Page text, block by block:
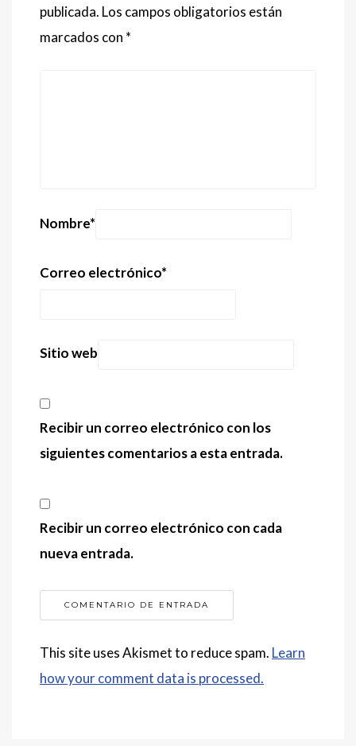
publicada. Los campos obligatorios están
marcados con *
Nombre*
Correo electrónico*
Sitio web
Recibir un correo electrónico con los
siguientes comentarios a esta entrada.
Recibir un correo electrónico con cada
nueva entrada.
This site uses Akismet to reduce spam. Learn
how your comment data is processed.